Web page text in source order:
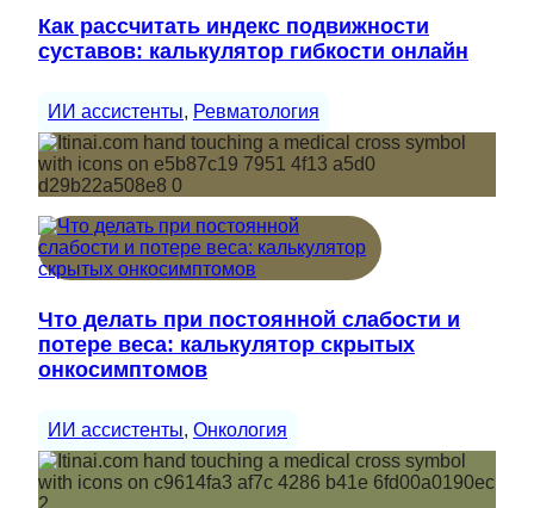
Как рассчитать индекс подвижности
суставов: калькулятор гибкости онлайн
ИИ ассистенты, Ревматология
Что делать при постоянной слабости и
потере веса: калькулятор скрытых
онкосимптомов
ИИ ассистенты, Онкология